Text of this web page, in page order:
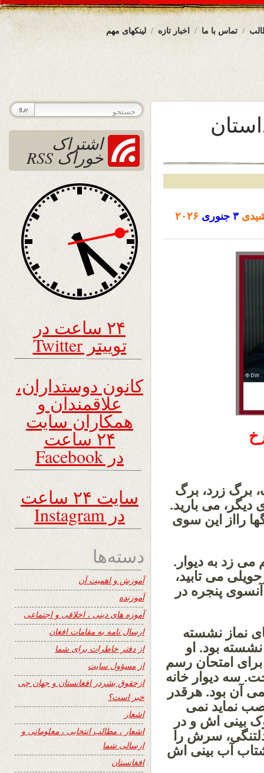
لینکهای مهم اخبار تازه تماس با ما
۳ جنوری ۲۰۲۶
برگ زرد، برگ
دیگر، می بارید.
رااز این سوی
زد به دیوار.
می تابید،
پنجره در
نماز نشسته
بود. او
امتحان رسم
سه دیوار خانه
آن بود. هرقدر
نماید نمی
بینی اش و در
سرش را
شتاب آب بینی اش
اشتراک
خوراک RSS
۲۴ ساعت در
توییتر Twitter
کانون دوستداران،
علاقمندان و
همکاران سایت
۲۴ ساعت
در Facebook
سایت ۲۴ ساعت
در Instagram
دسته‌ها
آموزش و اهمیت آن
آموزنده
آموزه های دینی ، اخلاقی و اجتماعی
ارسال نامه به مقامات افغان
از دفتر خاطرات برای شما
از مسؤول سایت
ازحقوق بشردر افغانستان و جهان چی
خبر است؟
اشعار
اشعار ، مطالب انتخابی ، معلوماتی و
ارسالی شما
افغانستان